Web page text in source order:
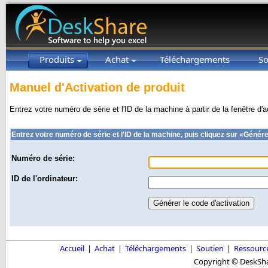
Produits Achat Téléchargements
Manuel d'Activation de produit
Entrez votre numéro de série et l'ID de la machine à partir de la fenêtre
Entrez votre numéro de série et l'ID de la machine, puis cliquez sur
Numéro de série:
ID de l'ordinateur:
Accueil | Achat | Téléchargements | Soutien |
Copyright ©